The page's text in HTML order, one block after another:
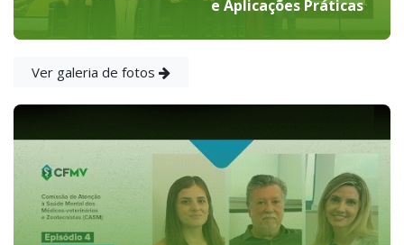
e Aplicações Práticas
Ver galeria de fotos